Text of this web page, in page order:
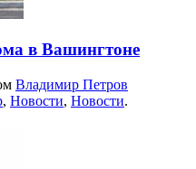
в Вашингтоне
Владимир Петров
, Новости, Новости.